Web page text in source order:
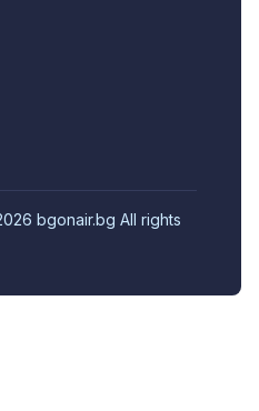
bgonair.bg All rights